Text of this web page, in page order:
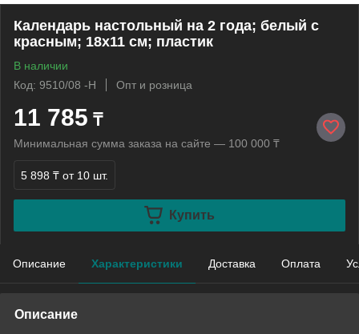
Календарь настольный на 2 года; белый с
красным; 18х11 см; пластик
В наличии
Код: 9510/08 -Н
Опт и розница
11 785 ₸
Минимальная сумма заказа на сайте — 100 000 ₸
5 898 ₸ от 10 шт.
Купить
Описание Характеристики Доставка Оплата
Описание